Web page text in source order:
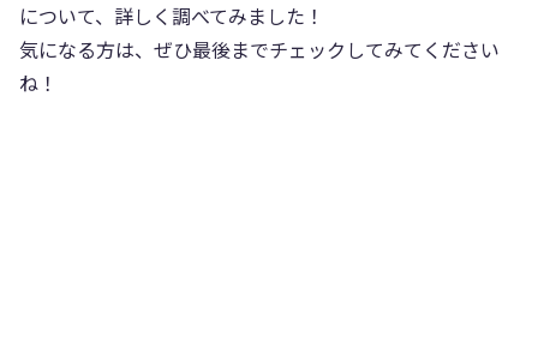
について、詳しく調べてみました！
気になる方は、ぜひ最後までチェックしてみてください
ね！